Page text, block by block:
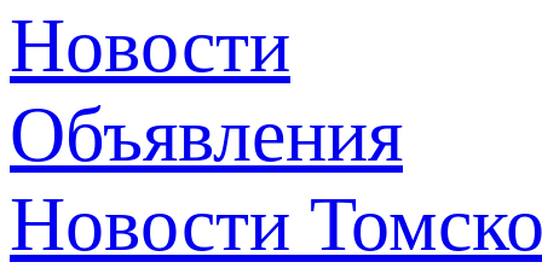
Новости
Объявления
Новости